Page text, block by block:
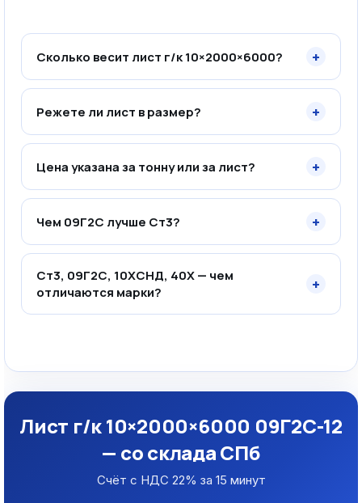
Сколько весит лист г/к 10×2000×6000? +
Режете ли лист в размер? +
Цена указана за тонну или за лист? +
Чем 09Г2С лучше Ст3? +
Ст3, 09Г2С, 10ХСНД, 40Х — чем
отличаются марки?
+
Лист г/к 10×2000×6000 09Г2С-12
— со склада СПб
Счёт с НДС 22% за 15 минут